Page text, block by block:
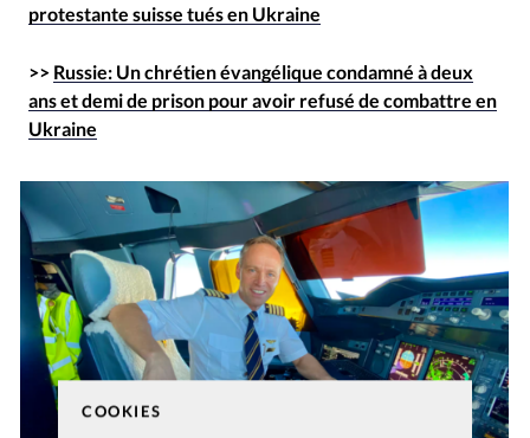
COOKIES
protestante suisse tués en Ukraine
>> Russie: Un chrétien évangélique condamné à deux
ans et demi de prison pour avoir refusé de combattre en
Ukraine